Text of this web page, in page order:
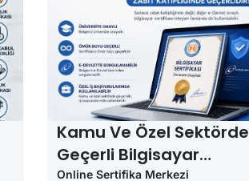
Kamu Ve Özel Sektörde
Geçerli Bilgisayar
Online Sertifika Merkezi